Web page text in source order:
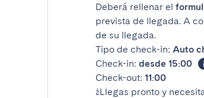
Deberá rellenar el
prevista de llegada. A
de su llegada.
Tipo de check-in: Auto
Check-in: desde 15:00
Check-out: 11:00
¿Llegas pronto y